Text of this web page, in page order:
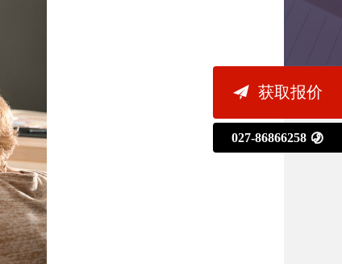
 获取报价
027-86866258 